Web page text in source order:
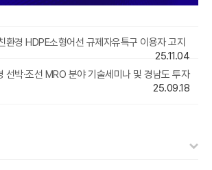
환경 HDPE소형어선 규제자유특구 이용자 고지
25.11.04
선박·조선 MRO 분야 기술세미나 및 경남도 투자
25.09.18